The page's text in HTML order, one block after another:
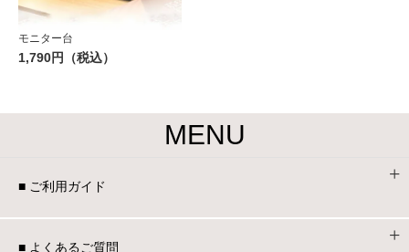
モニター台
1,790円（税込）
MENU
■ ご利用ガイド
■ よくあるご質問